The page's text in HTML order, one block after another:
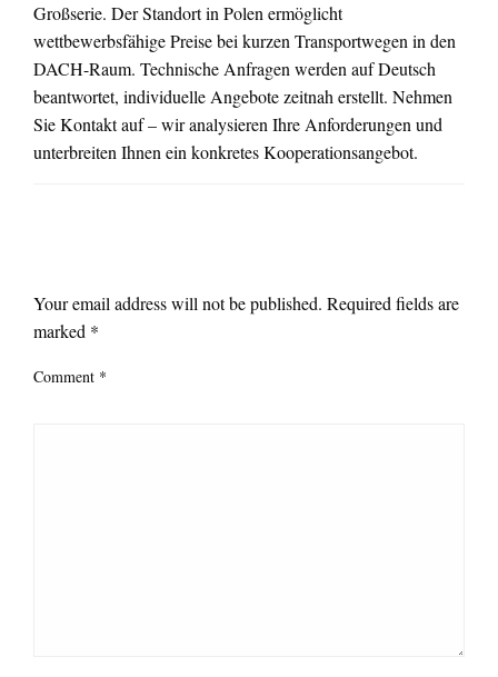
Großserie. Der Standort in Polen ermöglicht
wettbewerbsfähige Preise bei kurzen Transportwegen in den
DACH-Raum. Technische Anfragen werden auf Deutsch
beantwortet, individuelle Angebote zeitnah erstellt. Nehmen
Sie Kontakt auf – wir analysieren Ihre Anforderungen und
unterbreiten Ihnen ein konkretes Kooperationsangebot.
Your email address will not be published. Required fields are
marked *
Comment *